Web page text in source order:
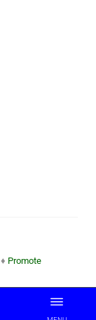
♦ Promote